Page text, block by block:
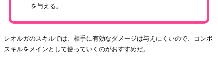
を与える。
レオルガのスキルでは、相手に有効なダメージは与えにくいので、コンボ
スキルをメインとして使っていくのがおすすめだ。